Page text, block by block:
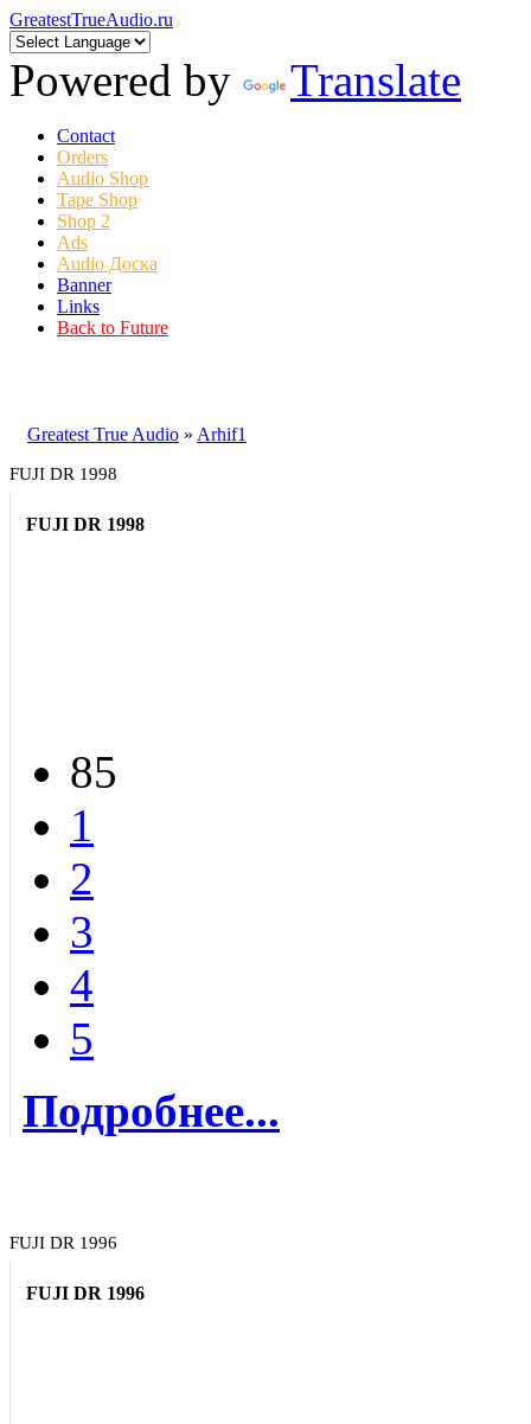
GreatestTrueAudio.ru
Powered by Translate
Contact
Orders
Audio Shop
Tape Shop
Shop 2
Ads
Audio Доска
Banner
Links
Back to Future
Greatest True Audio » Arhif1
FUJI DR 1998
FUJI DR 1998
85
1
2
3
4
5
Подробнее...
FUJI DR 1996
FUJI DR 1996